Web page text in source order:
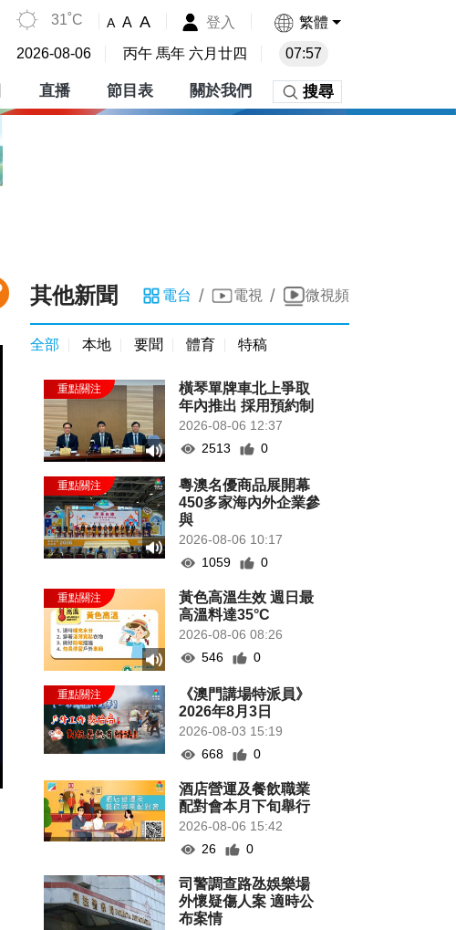
31˚C A A A 登入 繁體
2026-08-06 丙午 馬年 六月廿四 07:57
直播 節目表 關於我們 搜尋
其他新聞 電台 / 電視 / 微視頻
全部 本地 要聞 體育 特稿
橫琴單牌車北上爭取
年內推出 採用預約制
2026-08-06 12:37
2513
0
粵澳名優商品展開幕
450多家海內外企業參
與
2026-08-06 10:17
1059
0
黃色高溫生效 週日最
高溫料達35°C
2026-08-06 08:26
546
0
《澳門講場特派員》
2026年8月3日
2026-08-03 15:19
668
0
酒店營運及餐飲職業
配對會本月下旬舉行
2026-08-06 15:42
26
0
司警調查路氹娛樂場
外懷疑傷人案 適時公
布案情